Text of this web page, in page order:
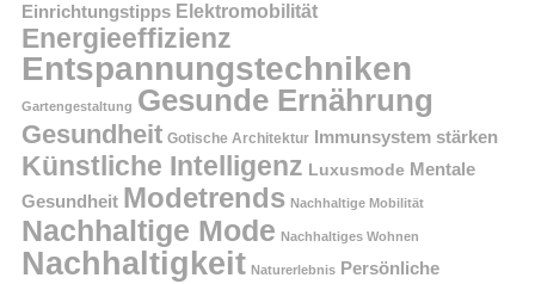
Einrichtungstipps Elektromobilität
Energieeffizienz
Entspannungstechniken
Gartengestaltung Gesunde Ernährung
Gesundheit Gotische Architektur Immunsystem stärken
Künstliche Intelligenz Luxusmode Mentale
Gesundheit Modetrends Nachhaltige Mobilität
Nachhaltige Mode Nachhaltiges Wohnen
Nachhaltigkeit Naturerlebnis Persönliche